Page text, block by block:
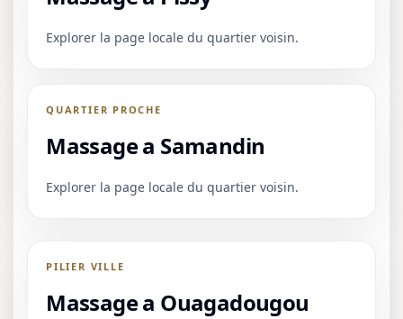
Explorer la page locale du quartier voisin.
QUARTIER PROCHE
Massage a Samandin
Explorer la page locale du quartier voisin.
PILIER VILLE
Massage a Ouagadougou